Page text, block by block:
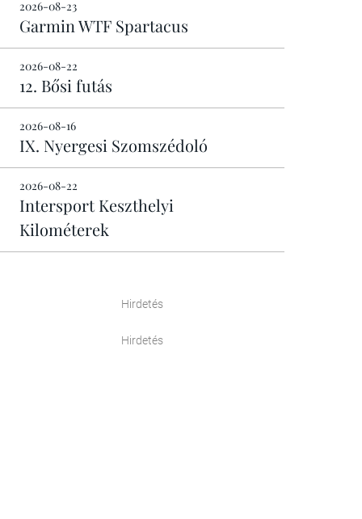
2026-08-23
Garmin WTF Spartacus
2026-08-22
12. Bősi futás
2026-08-16
IX. Nyergesi Szomszédoló
2026-08-22
Intersport Keszthelyi
Kilométerek
Hirdetés
Hirdetés